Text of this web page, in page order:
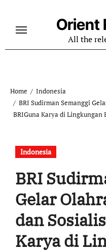
content
Orient
All the
Home
Indonesia
BRI Sudirman Semanggi
BRIGuna Karya di Lingkungan
Indonesia
BRI
Gelar
dan
Karya di